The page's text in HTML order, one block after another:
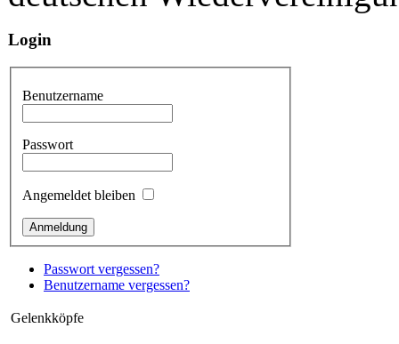
Login
Benutzername
Passwort
Angemeldet bleiben
Passwort vergessen?
Benutzername vergessen?
Gelenkköpfe